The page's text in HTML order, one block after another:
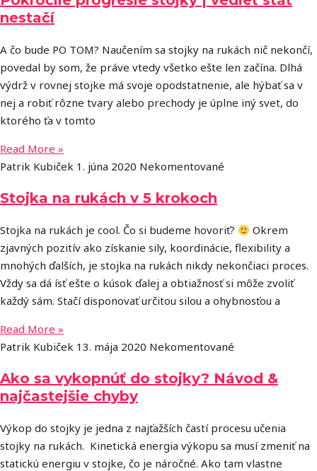
nestačí
A čo bude PO TOM? Naučením sa stojky na rukách nič nekončí,
povedal by som, že práve vtedy všetko ešte len začína. Dlhá
výdrž v rovnej stojke má svoje opodstatnenie, ale hýbať sa v
nej a robiť rôzne tvary alebo prechody je úplne iný svet, do
ktorého ťa v tomto
Read More »
Patrik Kubiček 1. júna 2020 Nekomentované
Stojka na rukách v 5 krokoch
Stojka na rukách je cool. Čo si budeme hovoriť?
Okrem
zjavných pozitív ako získanie sily, koordinácie, flexibility a
mnohých ďalších, je stojka na rukách nikdy nekončiaci proces.
Vždy sa dá ísť ešte o kúsok ďalej a obtiažnosť si môže zvoliť
každý sám. Stačí disponovať určitou silou a ohybnosťou a
Read More »
Patrik Kubiček 13. mája 2020 Nekomentované
Ako sa vykopnúť do stojky? Návod &
najčastejšie chyby
Výkop do stojky je jedna z najťažších častí procesu učenia
stojky na rukách. Kinetická energia výkopu sa musí zmeniť na
statickú energiu v stojke, čo je náročné. Ako tam vlastne